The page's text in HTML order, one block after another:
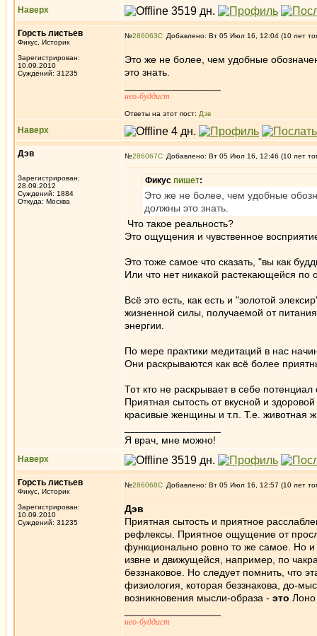
Наверх
Горсть листьев
Фикус, Историк
Зарегистрирован:
10.09.2010
Суждений: 31235
№286063 Добавлено: Вт 05 Июл 16, 12:04 (10 лет
Это же не более, чем удобные
это знать.
нео-буддист
Ответы на этот пост: Дэв
Наверх
Дэв
Зарегистрирован:
28.09.2012
Суждений: 1884
Откуда: Москва
№286067 Добавлено: Вт 05 Июл 16, 12:46 (10 лет
Фикус пишет:
Это же не более, чем удобные
должны это знать.
Что такое реальность?
Это ощущения и чувственное
Это тоже самое что сказать, "вы как
Или что нет никакой растекающейся по
Всё это есть, как есть и "золотой
жизненной силы, получаемой от
энергии.
По мере практики медитаций в нас
Они раскрываются как всё более
Тот кто не раскрывает в себе
Приятная сытость от вкусной и
красивые женщины и т.п. Т.е. животная
Я врач, мне можно!
Наверх
Горсть листьев
Фикус, Историк
Зарегистрирован:
10.09.2010
Суждений: 31235
№286068 Добавлено: Вт 05 Июл 16, 12:57 (10 лет
Дэв
Приятная сытость и приятное
рефлексы. Приятное ощущение от
функционально ровно то же самое. Но
извне и движущейся, например, по
беззнаковое. Но следует помнить, что
физиология, которая беззнакова, до-
возникновения мысли-образа - это Лоно
нео-буддист